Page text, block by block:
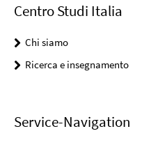
Centro Studi Italia
Chi siamo
Ricerca e insegnamento
Service-Navigation